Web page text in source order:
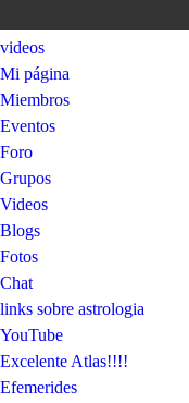
videos
Mi página
Miembros
Eventos
Foro
Grupos
Videos
Blogs
Fotos
Chat
links sobre astrologia
YouTube
Excelente Atlas!!!!
Efemerides